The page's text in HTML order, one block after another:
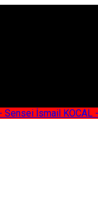
Sensei İsmail